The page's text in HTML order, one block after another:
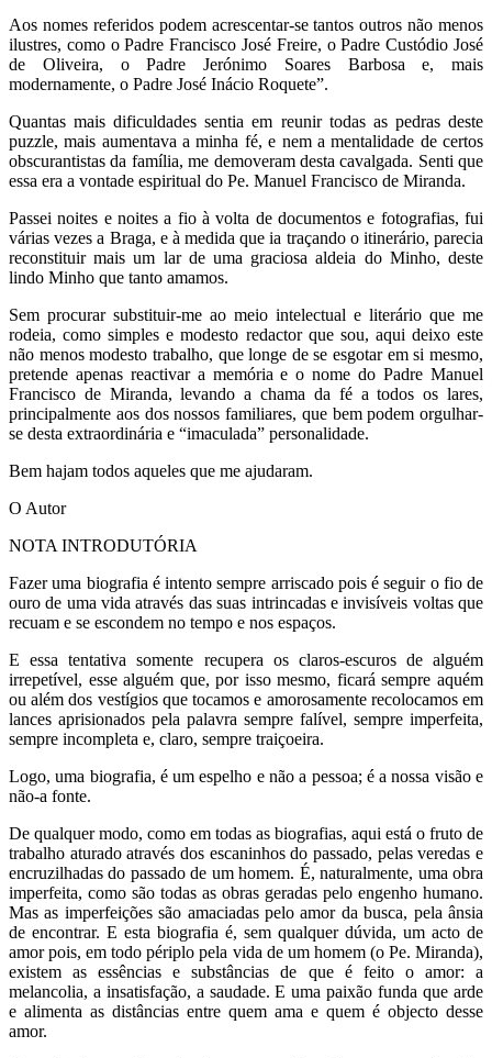
Aos nomes referidos podem acrescentar-se tantos outros não menos
ilustres, como o Padre Francisco José Freire, o Padre Custódio José
de Oliveira, o Padre Jerónimo Soares Barbosa e, mais
modernamente, o Padre José Inácio Roquete”.
Quantas mais dificuldades sentia em reunir todas as pedras deste
puzzle, mais aumentava a minha fé, e nem a mentalidade de certos
obscurantistas da família, me demoveram desta cavalgada. Senti que
essa era a vontade espiritual do Pe. Manuel Francisco de Miranda.
Passei noites e noites a fio à volta de documentos e fotografias, fui
várias vezes a Braga, e à medida que ia traçando o itinerário, parecia
reconstituir mais um lar de uma graciosa aldeia do Minho, deste
lindo Minho que tanto amamos.
Sem procurar substituir-me ao meio intelectual e literário que me
rodeia, como simples e modesto redactor que sou, aqui deixo este
não menos modesto trabalho, que longe de se esgotar em si mesmo,
pretende apenas reactivar a memória e o nome do Padre Manuel
Francisco de Miranda, levando a chama da fé a todos os lares,
principalmente aos dos nossos familiares, que bem podem orgulhar-
se desta extraordinária e “imaculada” personalidade.
Bem hajam todos aqueles que me ajudaram.
O Autor
NOTA INTRODUTÓRIA
Fazer uma biografia é intento sempre arriscado pois é seguir o fio de
ouro de uma vida através das suas intrincadas e invisíveis voltas que
recuam e se escondem no tempo e nos espaços.
E essa tentativa somente recupera os claros-escuros de alguém
irrepetível, esse alguém que, por isso mesmo, ficará sempre aquém
ou além dos vestígios que tocamos e amorosamente recolocamos em
lances aprisionados pela palavra sempre falível, sempre imperfeita,
sempre incompleta e, claro, sempre traiçoeira.
Logo, uma biografia, é um espelho e não a pessoa; é a nossa visão e
não-a fonte.
De qualquer modo, como em todas as biografias, aqui está o fruto de
trabalho aturado através dos escaninhos do passado, pelas veredas e
encruzilhadas do passado de um homem. É, naturalmente, uma obra
imperfeita, como são todas as obras geradas pelo engenho humano.
Mas as imperfeições são amaciadas pelo amor da busca, pela ânsia
de encontrar. E esta biografia é, sem qualquer dúvida, um acto de
amor pois, em todo périplo pela vida de um homem (o Pe. Miranda),
existem as essências e substâncias de que é feito o amor: a
melancolia, a insatisfação, a saudade. E uma paixão funda que arde
e alimenta as distâncias entre quem ama e quem é objecto desse
amor.